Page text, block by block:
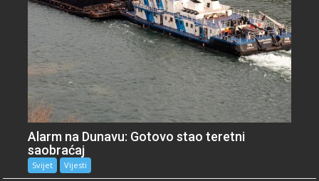
Alarm na Dunavu: Gotovo stao teretni
saobraćaj
Svijet Vijesti